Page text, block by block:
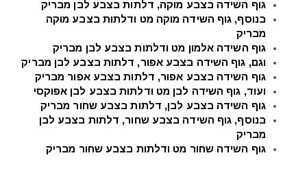
גוף השידה בצבע מוקה, דלתות בצבע לבן מבריק
בנוסף, גוף השידה מוקה מט ודלתות בצבע מוקה
מבריק
גוף השידה אלמון מט ודלתות בצבע לבן מבריק
וגם, גוף השידה בצבע אפור, דלתות בצבע לבן מבריק
גוף השידה בצבע אפור, דלתות בצבע אפור מבריק
ועוד, גוף השידה לבן מט ודלתות בצבע לבן אפוקסי
גוף השידה בצבע לבן, דלתות בצבע שחור מבריק
בנוסף, גוף השידה בצבע שחור, דלתות בצבע לבן
מבריק
גוף השידה שחור מט ודלתות בצבע שחור מבריק